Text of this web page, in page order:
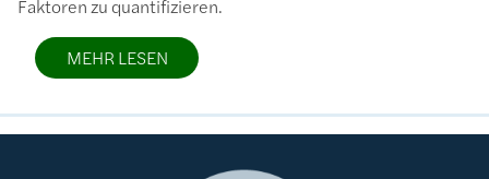
Faktoren zu quantifizieren.
MEHR LESEN